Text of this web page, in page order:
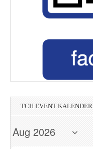
TCH EVENT KALENDER